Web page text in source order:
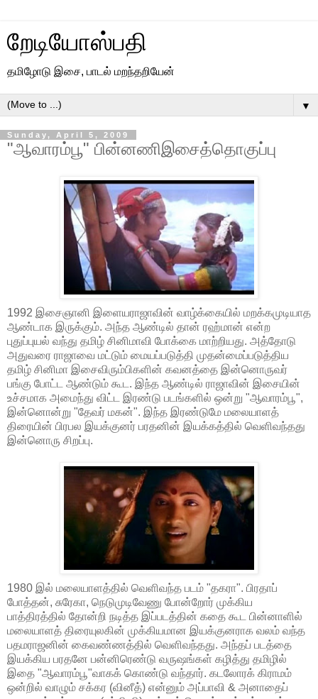
றேடியோஸ்பதி
தமிழோடு இசை, பாடல் மறந்தறியேன்
▼
Sunday, April 5, 2009
"ஆவாரம்பூ" பின்னணிஇசைத்தொகுப்பு
1992 இசைஞானி இளையராஜாவின் வாழ்க்கையில் மறக்கமுடியாத
ஆண்டாக இருக்கும். அந்த ஆண்டில் தான் ரஹ்மான் என்ற
புதுப்புயல் வந்து தமிழ் சினிமாவி போக்கை மாற்றியது. அத்தோடு
அதுவரை ராஜாவை மட்டும் மையப்படுத்தி முதன்மைப்படுத்திய
தமிழ் சினிமா இசைவிரும்பிகளின் கவனத்தை இன்னொருவர்
பங்கு போட்ட ஆண்டும் கூட. இந்த ஆண்டில் ராஜாவின் இசையின்
உச்சமாக அமைந்து விட்ட இரண்டு படங்களில் ஒன்று "ஆவாரம்பூ",
இன்னொன்று "தேவர் மகன்". இந்த இரண்டுமே மலையாளத்
திரையின் பிரபல இயக்குனர் பரதனின் இயக்கத்தில் வெளிவந்தது
இன்னொரு சிறப்பு.
1980 இல் மலையாளத்தில் வெளிவந்த படம் "தகரா". பிரதாப்
போத்தன், சுரேகா, நெடுமுடிவேணு போன்றோர் முக்கிய
பாத்திரத்தில் தோன்றி நடித்த இப்படத்தின் கதை கூட பின்னாளில்
மலையாளத் திரையுலகின் முக்கியமான இயக்குனராக வலம் வந்த
பதமராஜனின் கைவண்ணத்தில் வெளிவந்தது. அந்தப் படத்தை
இயக்கிய பரதனே பன்னிரெண்டு வருஷங்கள் கழித்து தமிழில்
இதை "ஆவாரம்பூ"வாகக் கொண்டு வந்தார். கடலோரக் கிராமம்
ஒன்றில் வாழும் சக்கர (வினீத்) என்னும் அப்பாவி & அனாதைப்